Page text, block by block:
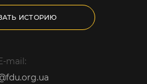
ИСТОРИЮ
mail: